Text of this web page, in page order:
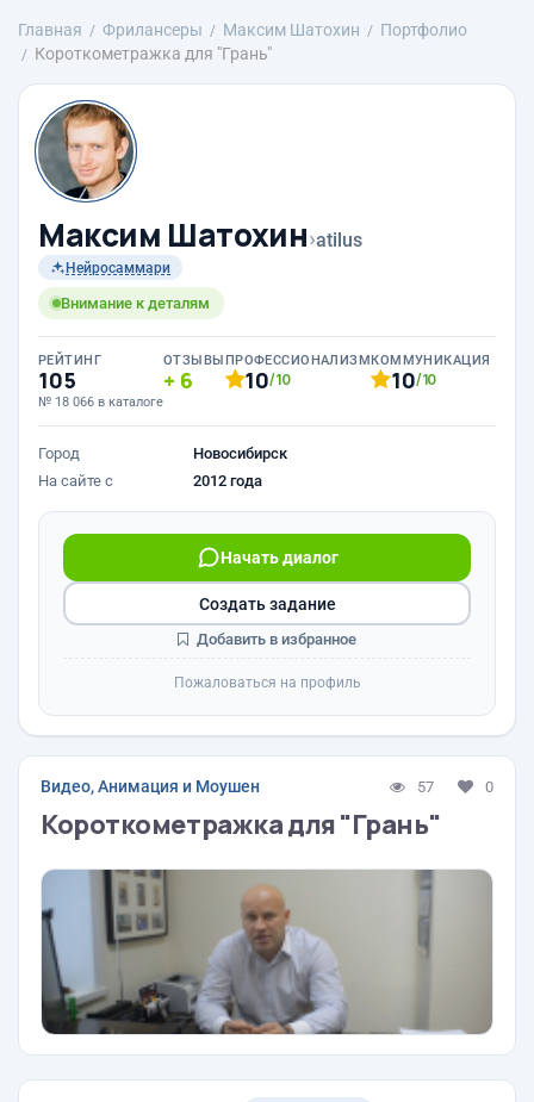
Главная Фрилансеры Максим Шатохин
Портфолио
Короткометражка для "Грань"
Максим Шатохин›atilus
Нейросаммари
Внимание к деталям
РЕЙТИНГ
105
№ 18 066 в каталоге
ОТЗЫВЫ
6
ПРОФЕССИОНАЛИЗМ
10/10
КОММУНИКАЦИЯ
10/10
Город
Новосибирск
На сайте с
2012 года
Начать диалог
Создать задание
Добавить в избранное
Пожаловаться на профиль
Видео, Анимация и Моушен 57 0
Короткометражка для "Грань"